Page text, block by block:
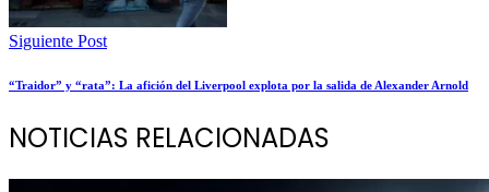
Siguiente Post
“Traidor” y “rata”: La afición del Liverpool explota por la salida de Alexander Arnold
NOTICIAS RELACIONADAS